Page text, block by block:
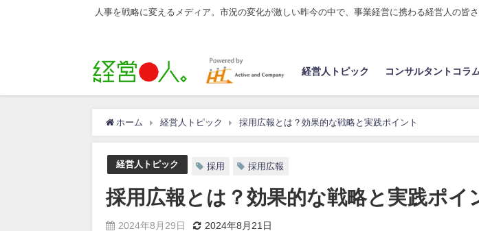
人事を戦略に変えるメディア。市況の変化が激しい昨今の中で、事業経営に携わる経営人の皆
経営人トピック コンサルタントコラ
ホーム 経営人トピック 採用広報とは？効果的な戦略と実践ポイント
経営人トピック 採用 採用広報
採用広報とは？効果的な戦略と実践ポイ
2024年8月29日 2024年8月21日